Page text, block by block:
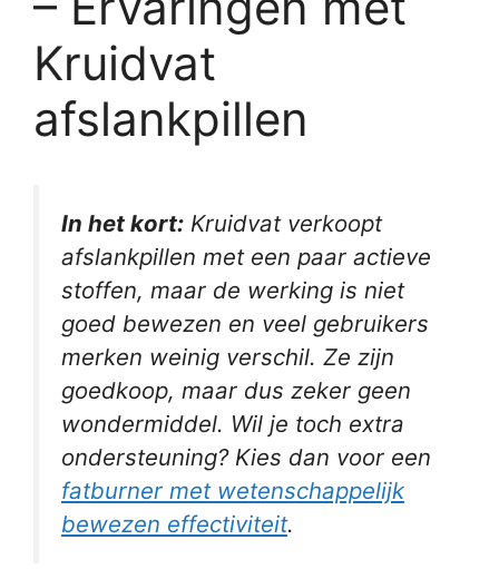
Kruidvat
afslankpillen
In het kort: Kruidvat verkoopt
afslankpillen met een paar actieve
stoffen, maar de werking is niet
goed bewezen en veel gebruikers
merken weinig verschil. Ze zijn
goedkoop, maar dus zeker geen
wondermiddel. Wil je toch extra
ondersteuning? Kies dan voor een
fatburner met wetenschappelijk
bewezen effectiviteit.